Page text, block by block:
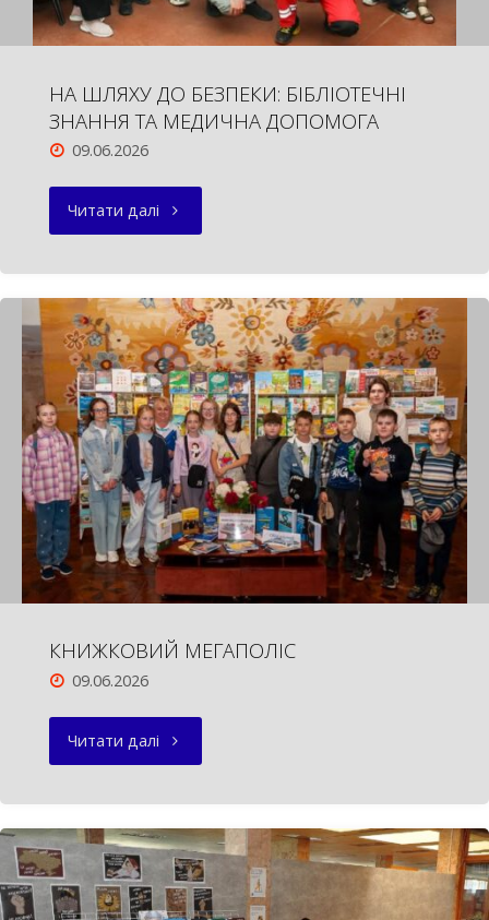
НА ШЛЯХУ ДО БЕЗПЕКИ: БІБЛІОТЕЧНІ
ЗНАННЯ ТА МЕДИЧНА ДОПОМОГА
09.06.2026
Читати далі "НА
ДО
БЕЗПЕКИ:
БІБЛІОТЕЧНІ
ЗНАННЯ
ТА
МЕДИЧНА
КНИЖКОВИЙ МЕГАПОЛІС
09.06.2026
Читати далі "КНИЖКОВИЙ